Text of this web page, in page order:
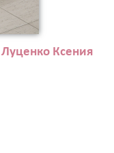
Луценко Ксения